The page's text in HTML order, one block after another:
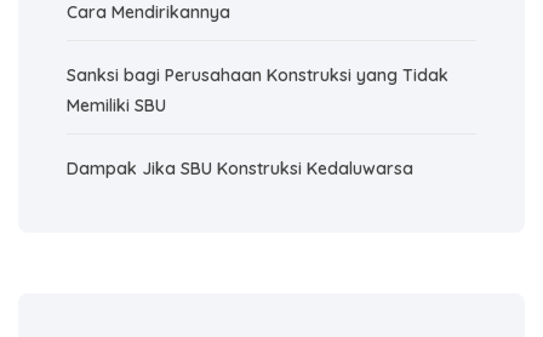
Cara Mendirikannya
Sanksi bagi Perusahaan Konstruksi yang Tidak
Memiliki SBU
Dampak Jika SBU Konstruksi Kedaluwarsa